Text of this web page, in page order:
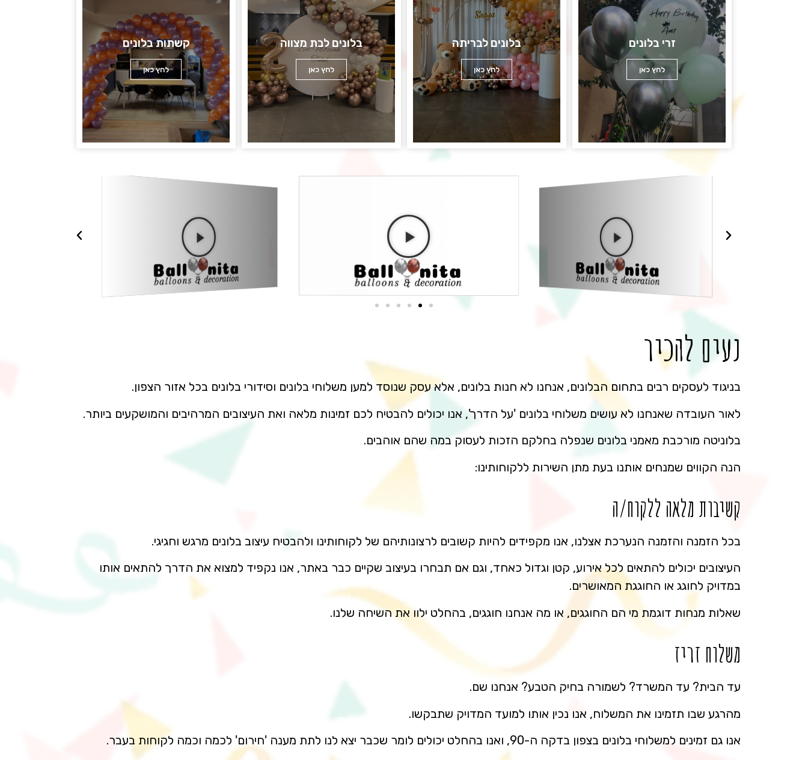
זרי בלונים
לחץ כאן
בלונים לבריתה
לחץ כאן
בלונים לבת מצווה
לחץ כאן
קשתות בלונים
לחץ כאן
נעים להכיר
בניגוד לעסקים רבים בתחום הבלונים, אנחנו לא חנות בלונים, אלא עסק שנוסד למען משלוחי בלונים וסידורי בלונים בכל אזור הצפון.
לאור העובדה שאנחנו לא עושים משלוחי בלונים 'על הדרך', אנו יכולים להבטיח לכם זמינות מלאה ואת העיצובים המרהיבים והמושקעים ביותר.
בלוניטה מורכבת מאמני בלונים שנפלה בחלקם הזכות לעסוק במה שהם אוהבים.
הנה הקווים שמנחים אותנו בעת מתן השירות ללקוחותינו:
קשיבות מלאה ללקוח/ה
בכל הזמנה והזמנה הנערכת אצלנו, אנו מקפידים להיות קשובים לרצונותיהם של לקוחותינו ולהבטיח עיצוב בלונים מרגש וחגיגי.
העיצובים יכולים להתאים לכל אירוע, קטן וגדול כאחד, וגם אם תבחרו בעיצוב שקיים כבר באתר, אנו נקפיד למצוא את הדרך להתאים אותו
במדויק לחוגג או החוגגת המאושרים.
שאלות מנחות דוגמת מי הם החוגגים, או מה אנחנו חוגגים, בהחלט ילוו את השיחה שלנו.
משלוח זריז
עד הבית? עד המשרד? לשמורה בחיק הטבע? אנחנו שם.
מהרגע שבו תזמינו את המשלוח, אנו נכין אותו למועד המדויק שתבקשו.
אנו גם זמינים למשלוחי בלונים בצפון בדקה ה-90, ואנו בהחלט יכולים לומר שכבר יצא לנו לתת מענה 'חירום' לכמה וכמה לקוחות בעבר.